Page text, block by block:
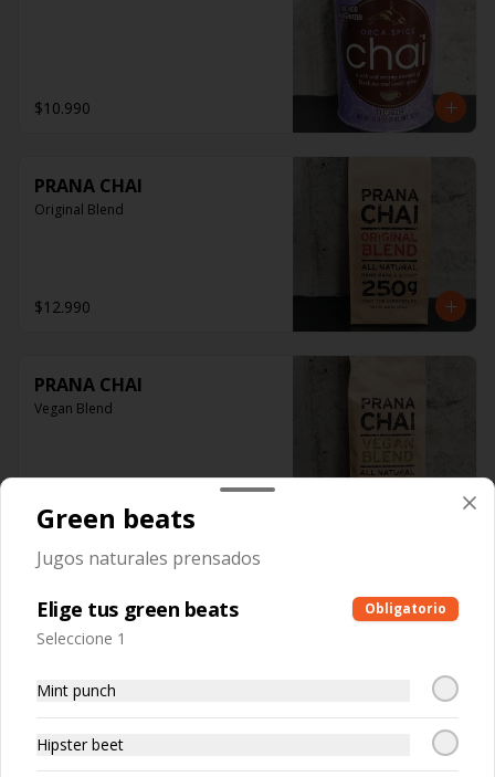
$10.990
PRANA CHAI
Original Blend
$12.990
PRANA CHAI
Vegan Blend
$12.990
$1.400
Green beats
Jugos naturales prensados
Elige tus green beats Obligatorio
Seleccione 1
Mint punch
Hipster beet